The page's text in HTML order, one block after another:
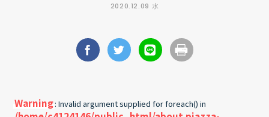
2020.12.09 水
Warning: Invalid argument supplied for foreach() in